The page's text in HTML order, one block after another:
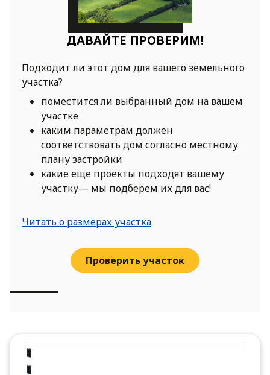
ДАВАЙТЕ ПРОВЕРИМ!
Подходит ли этот дом для вашего земельного
участка?
поместится ли выбранный дом на вашем
участке
каким параметрам должен
соответствовать дом согласно местному
плану застройки
какие еще проекты подходят вашему
участку— мы подберем их для вас!
Читать о размерах участка
Проверить участок